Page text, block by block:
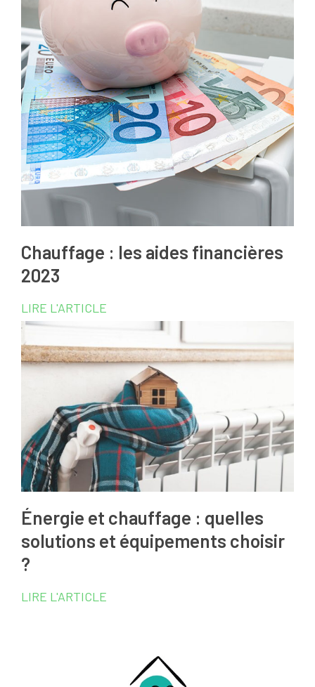
Chauffage : les aides financières
2023
LIRE L'ARTICLE
Énergie et chauffage : quelles
solutions et équipements choisir
?
LIRE L'ARTICLE